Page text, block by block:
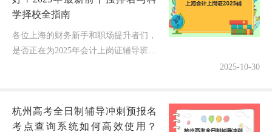
学择校全指南
各位上海的财务新手和职场提升者们，
是否正在为2025年会计上岗证辅导班的
2025-10-30
杭州高考全日制辅导冲刺预报名
考点查询系统如何高效使用？